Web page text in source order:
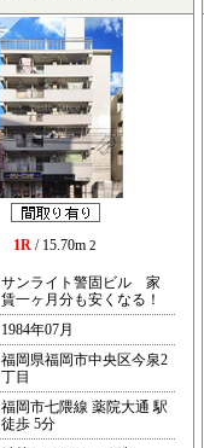
1R / 15.70m 2
サンライト警固ビル 家
賃一ヶ月分も安くなる！
1984年07月
福岡県福岡市中央区今泉2
丁目
福岡市七隈線 薬院大通 駅
徒歩 5分